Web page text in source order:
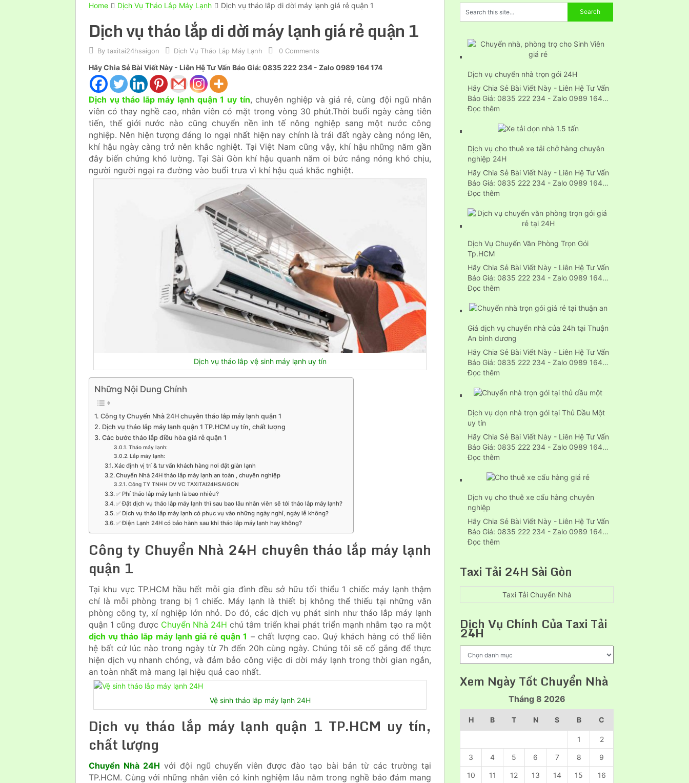
Home Dịch Vụ Tháo Lắp Máy Lạnh Dịch vụ tháo lắp di dời máy lạnh giá rẻ quận 1
Dịch vụ tháo lắp di dời máy lạnh giá rẻ quận 1
By taxitai24hsaigon Dịch Vụ Tháo Lắp Máy Lạnh 0 Comments
Hãy Chia Sẻ Bài Viết Này - Liên Hệ Tư Vấn Báo Giá: 0835 222 234 - Zalo 0989 164 174
Dịch vụ tháo lắp máy lạnh quận 1 uy tín, chuyên nghiệp và giá rẻ, cùng đội ngũ nhân
viên có thay nghề cao, nhân viên có mặt trong vòng 30 phút.Thời buổi ngày càng tiên
tiến, thế giới nước nào cũng chuyển nền inh tế nông nghiệp sang một nước công
nghiệp. Nên hiện tượng đáng lo ngại nhất hiện nay chính là trái đất ngày càng nóng lên,
khí hậu ngày càng trở nên khắc nghiệt. Tại Việt Nam cũng vậy, khí hậu những năm gần
đây biến chứng khó lường. Tại Sài Gòn khí hậu quanh năm oi bức nắng nóng khó chịu,
người người ngại ra đường vào buổi trưa vì khí hậu quá khắc nghiệt.
Dịch vụ tháo lắp vệ sinh máy lạnh uy tín
Những Nội Dung Chính
Công ty Chuyển Nhà 24H chuyên tháo lắp máy lạnh quận 1
Dịch vụ tháo lắp máy lạnh quận 1 TP.HCM uy tín, chất lượng
Các bước tháo lắp điều hòa giá rẻ quận 1
Tháo máy lạnh:
Lắp máy lạnh:
Xác định vị trí & tư vấn khách hàng nơi đặt giàn lạnh
Chuyển Nhà 24H tháo lắp máy lạnh an toàn , chuyên nghiệp
Công TY TNHH DV VC TAXITAI24HSAIGON
✅ Phí tháo lắp máy lạnh là bao nhiêu?
✅ Đặt dịch vụ tháo lắp máy lạnh thì sau bao lâu nhân viên sẽ tới tháo lắp máy lạnh?
✅ Dịch vụ tháo lắp máy lạnh có phục vụ vào những ngày nghỉ, ngày lễ không?
✅ Điện Lạnh 24H có bảo hành sau khi tháo lắp máy lạnh hay không?
Công ty Chuyển Nhà 24H chuyên tháo lắp máy lạnh
quận 1
Tại khu vực TP.HCM hầu hết mỗi gia đình đều sở hữu tối thiểu 1 chiếc máy lạnh thậm
chí là mỗi phòng trang bị 1 chiếc. Máy lạnh là thiết bị không thể thiếu tại những văn
phòng công ty, xí nghiệp lớn nhỏ. Do đó, các dịch vụ phát sinh như tháo lắp máy lạnh
quận 1 cũng được Chuyển Nhà 24H chú tâm triển khai phát triển mạnh nhằm tạo ra một
dịch vụ tháo lắp máy lạnh giá rẻ quận 1 – chất lượng cao. Quý khách hàng có thể liên
hệ bất cứ lúc nào trong ngày từ 7h đến 20h cùng ngày. Chúng tôi sẽ cố gắng để thực
hiện dịch vụ nhanh chóng, và đảm bảo công việc di dời máy lạnh trong thời gian ngắn,
an toàn nhất mà mang lại hiệu quả cao nhất.
Vệ sinh tháo lắp máy lạnh 24H
Dịch vụ tháo lắp máy lạnh quận 1 TP.HCM uy tín,
chất lượng
Chuyển Nhà 24H với đội ngũ chuyển viên được đào tạo bài bản từ các trường tại
TP.HCM. Cùng với những nhân viên có kinh nghiệm lâu năm trong nghề bảo đảm mang
Dịch vụ chuyển nhà trọn gói 24H
Hãy Chia Sẻ Bài Viết Này - Liên Hệ Tư Vấn
Báo Giá: 0835 222 234 - Zalo 0989 164…
Đọc thêm
vụ
nhà
trọn
gói
24H
Dịch vụ cho thuê xe tải chở hàng chuyên
nghiệp 24H
Hãy Chia Sẻ Bài Viết Này - Liên Hệ Tư Vấn
Báo Giá: 0835 222 234 - Zalo 0989 164…
Đọc thêm
vụ
xe
chở
hàng
24H
Dịch Vụ Chuyển Văn Phòng Trọn Gói
Tp.HCM
Hãy Chia Sẻ Bài Viết Này - Liên Hệ Tư Vấn
Báo Giá: 0835 222 234 - Zalo 0989 164…
Đọc thêm
Vụ
Văn
Phòng
Trọn
Gói
Giá dịch vụ chuyển nhà của 24h tại Thuận
An bình dương
Hãy Chia Sẻ Bài Viết Này - Liên Hệ Tư Vấn
Báo Giá: 0835 222 234 - Zalo 0989 164…
Đọc thêm
dịch
chuyển
của
24h
An
dương
Dịch vụ dọn nhà trọn gói tại Thủ Dầu Một
uy tín
Hãy Chia Sẻ Bài Viết Này - Liên Hệ Tư Vấn
Báo Giá: 0835 222 234 - Zalo 0989 164…
Đọc thêm
vụ
nhà
gói
tại
uy
Dịch vụ cho thuê xe cẩu hàng chuyên
nghiệp
Hãy Chia Sẻ Bài Viết Này - Liên Hệ Tư Vấn
Báo Giá: 0835 222 234 - Zalo 0989 164…
Đọc thêm
cho
xe
cẩu
chuyên
Taxi Tải 24H Sài Gòn
Taxi Tải Chuyển Nhà
Dịch Vụ Chính Của Taxi Tải
24H
Của
24H
Xem Ngày Tốt Chuyển Nhà
Tháng 8 2026
H B T N S B C
1 2
3 4 5 6 7 8 9
10 11 12 13 14 15 16